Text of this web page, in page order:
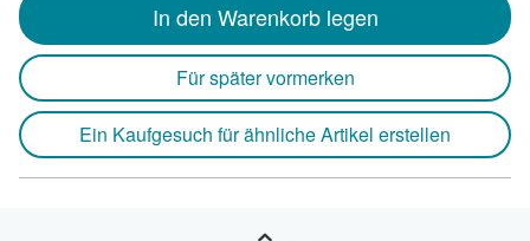
In den Warenkorb legen
Für später vormerken
Ein Kaufgesuch für ähnliche Artikel erstellen